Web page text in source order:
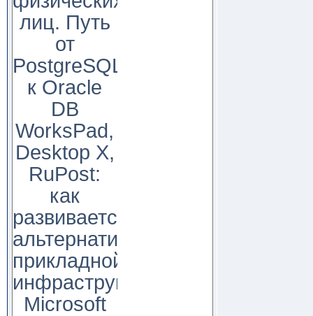
лиц. Путь
от
PostgreSQL
к Oracle
DB
WorksPad,
Desktop X,
RuPost:
как
развивается
альтернатива
прикладной
инфраструктуре
Microsoft